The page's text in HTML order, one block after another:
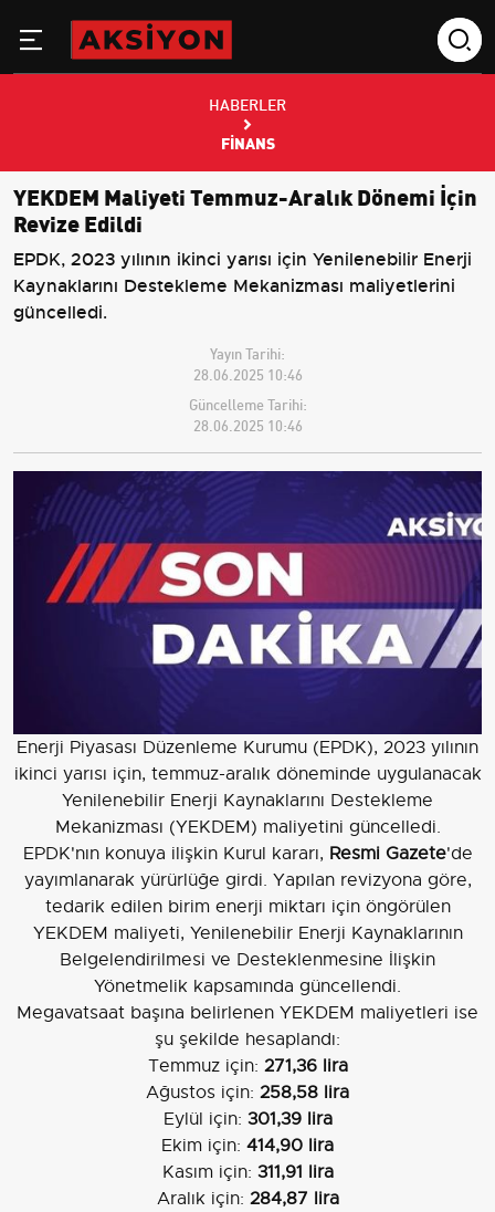
HABERLER
FINANS
YEKDEM Maliyeti Temmuz-Aralık Dönemi İçin
Revize Edildi
EPDK, 2023 yılının ikinci yarısı için Yenilenebilir Enerji
Kaynaklarını Destekleme Mekanizması maliyetlerini
güncelledi.
Yayın Tarihi:
28.06.2025 10:46
Güncelleme Tarihi:
28.06.2025 10:46
Enerji Piyasası Düzenleme Kurumu (EPDK), 2023 yılının
ikinci yarısı için, temmuz-aralık döneminde uygulanacak
Yenilenebilir Enerji Kaynaklarını Destekleme
Mekanizması (YEKDEM) maliyetini güncelledi.
EPDK'nın konuya ilişkin Kurul kararı, Resmi Gazete'de
yayımlanarak yürürlüğe girdi. Yapılan revizyona göre,
tedarik edilen birim enerji miktarı için öngörülen
YEKDEM maliyeti, Yenilenebilir Enerji Kaynaklarının
Belgelendirilmesi ve Desteklenmesine İlişkin
Yönetmelik kapsamında güncellendi.
Megavatsaat başına belirlenen YEKDEM maliyetleri ise
şu şekilde hesaplandı:
Temmuz için: 271,36 lira
Ağustos için: 258,58 lira
Eylül için: 301,39 lira
Ekim için: 414,90 lira
Kasım için: 311,91 lira
Aralık için: 284,87 lira